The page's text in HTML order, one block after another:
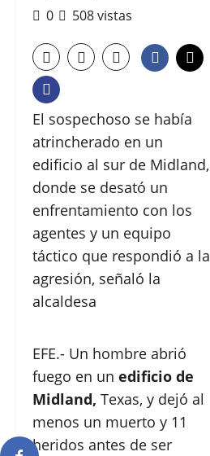
0
508 vistas
El sospechoso se había
atrincherado en un
edificio al sur de Midland,
donde se desató un
enfrentamiento con los
agentes y un equipo
táctico que respondió a la
agresión, señaló la
alcaldesa
EFE.- Un hombre abrió
fuego en un edificio de
Midland, Texas, y dejó al
menos un muerto y 11
heridos antes de ser